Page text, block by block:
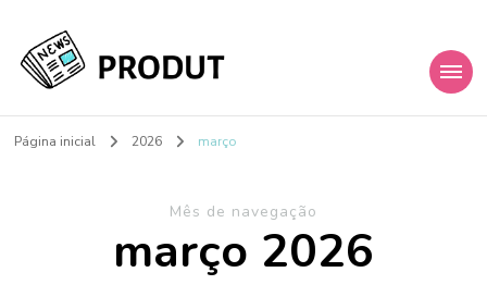
My Blog
Página inicial 2026 março
Mês de navegação
março 2026